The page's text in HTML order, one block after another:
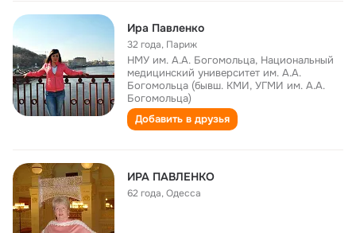
Ира Павленко
32 года, Париж
НМУ им. А.А. Богомольца, Национальный
медицинский университет им. А.А.
Богомольца (бывш. КМИ, УГМИ им. А.А.
Богомольца)
Добавить в друзья
ИРА ПАВЛЕНКО
62 года,Одесса